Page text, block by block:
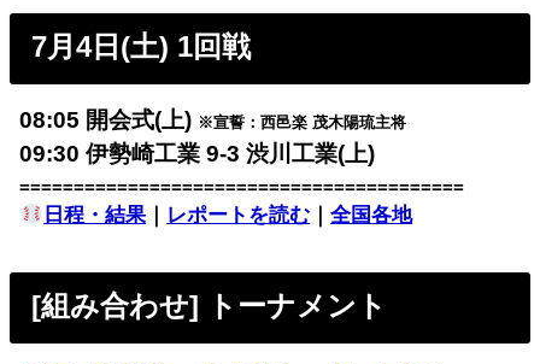
7月4日(土) 1回戦
08:05 開会式(上) ※宣誓：西邑楽 茂木陽琉主将
09:30 伊勢崎工業 9-3 渋川工業(上)
=========================================
日程・結果｜ レポートを読む ｜全国各地
[組み合わせ] トーナメント